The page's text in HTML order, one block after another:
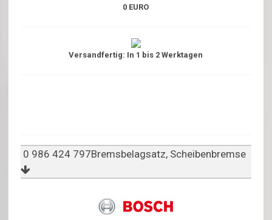
0 EURO
Versandfertig: In 1 bis 2 Werktagen
0 986 424 797Bremsbelagsatz, Scheibenbremse